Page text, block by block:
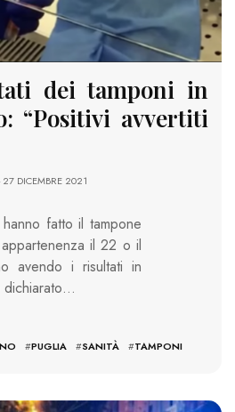
dei tamponi in
“Positivi avvertiti
27 DICEMBRE 2021
fatto il tampone
il 22 o il
avendo i risultati in
dichiarato…
#PUGLIA #SANITÀ #TAMPONI